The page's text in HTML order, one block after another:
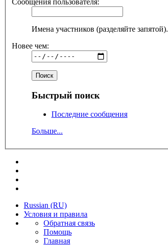
Сообщения пользователя:
Имена участников (разделяйте запятой).
Новее чем:
Быстрый поиск
Последние сообщения
Больше...
Russian (RU)
Условия и правила
Обратная связь
Помощь
Главная